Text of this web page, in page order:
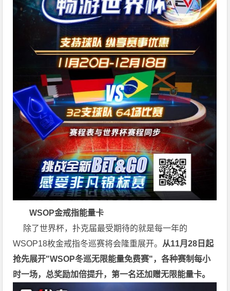
WSOP金戒指能量卡
除了世界杯，扑克届最受期待的就是每一年的
WSOP18枚金戒指冬巡赛将会隆重展开。 从11月28日起
抢先展开"WSOP冬巡无限能量免费赛"，各种赛制每小
时一场，总奖励加倍提升，第一名还加赠无限能量卡。